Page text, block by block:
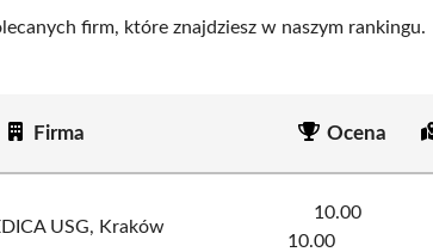
firm, które znajdziesz w naszym rankingu.
Firma Ocena
USG, Kraków
10.00
10.00